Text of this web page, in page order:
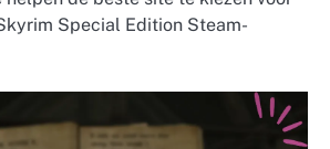
Special Edition Steam-